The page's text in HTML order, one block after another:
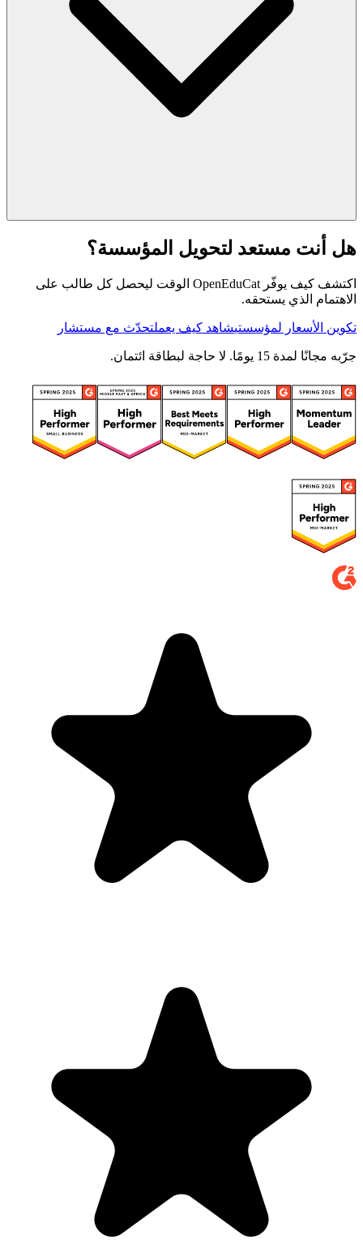
هل أنت مستعد لتحويل المؤسسة؟
اكتشف كيف يوفّر OpenEduCat الوقت ليحصل كل طالب على
الاهتمام الذي يستحقه.
تكوين الأسعار لمؤسستيشاهد كيف يعملتحدّث مع مستشار
جرّبه مجانًا لمدة 15 يومًا. لا حاجة لبطاقة ائتمان.